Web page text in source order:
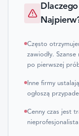
Często
zawiodły.
po pierwszej
Inne firmy
ogłoszą
Cenny czas jest